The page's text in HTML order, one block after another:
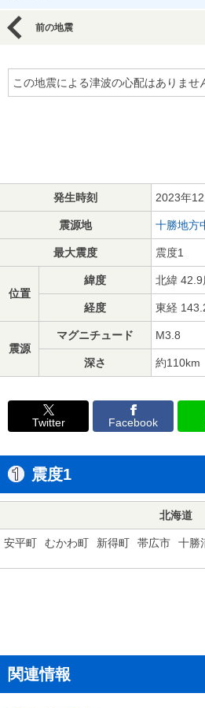
前の地震
この地震による津波の心配はありませ
発生時刻 2023年
震源地 十勝地方
最大震度 震度1
位置
緯度 北緯 42.9
経度 東経
震源
マグニチュード M3.8
深さ 約110km
Twitter Facebook
震度1
北海道
安平町 むかわ町 新得町 帯広市 十勝
関連情報